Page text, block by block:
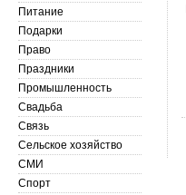
Питание
Подарки
Право
Праздники
Промышленность
Свадьба
Связь
Сельское хозяйство
СМИ
Спорт